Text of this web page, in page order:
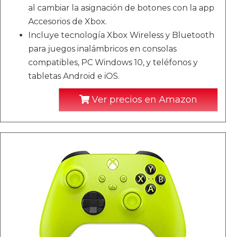
al cambiar la asignación de botones con la app
Accesorios de Xbox.
Incluye tecnología Xbox Wireless y Bluetooth
para juegos inalámbricos en consolas
compatibles, PC Windows 10, y teléfonos y
tabletas Android e iOS.
Ver precios en Amazon